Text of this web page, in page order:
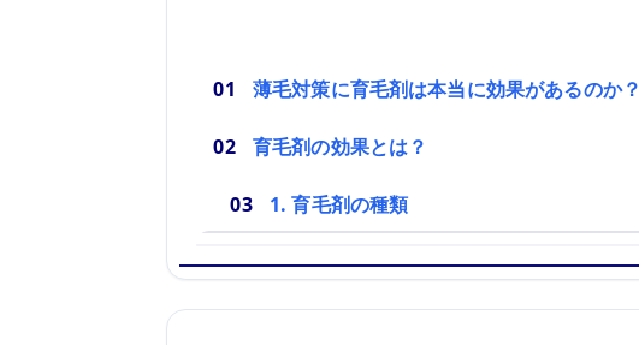
薄毛対策に育毛剤は本当に効果があるのか？
育毛剤の効果とは？
1. 育毛剤の種類